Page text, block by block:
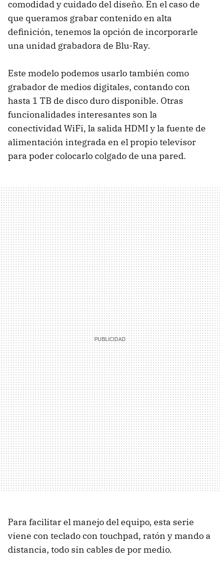
comodidad y cuidado del diseño. En el caso de
que queramos grabar contenido en alta
definición, tenemos la opción de incorporarle
una unidad grabadora de Blu-Ray.
Este modelo podemos usarlo también como
grabador de medios digitales, contando con
hasta 1 TB de disco duro disponible. Otras
funcionalidades interesantes son la
conectividad WiFi, la salida HDMI y la fuente de
alimentación integrada en el propio televisor
para poder colocarlo colgado de una pared.
Para facilitar el manejo del equipo, esta serie
viene con teclado con touchpad, ratón y mando a
distancia, todo sin cables de por medio.